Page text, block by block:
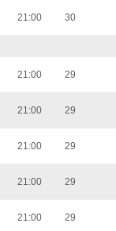
21:00 30
21:00 29
21:00 29
21:00 29
21:00 29
21:00 29